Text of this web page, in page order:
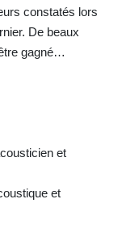
constatés lors
De beaux
gagné…
et
et